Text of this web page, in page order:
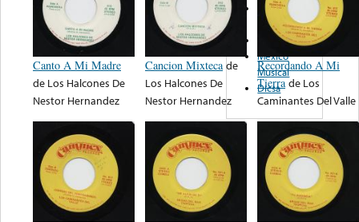
Canto A Mi Madre
de Los Halcones De
Nestor Hernandez
Cancion Mixteca de
Los Halcones De
Nestor Hernandez
Recordando A Mi
Tierra de Los
Caminantes Del Valle
Chacho
Records
Ranchero
Mexico
Musical
Dicsa